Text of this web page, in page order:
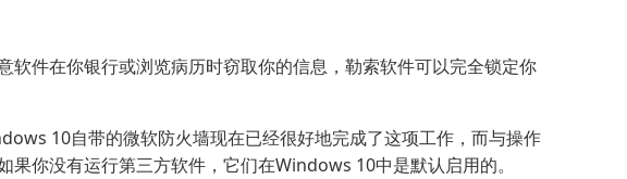
件在你银行或浏览病历时窃取你的信息，勒索软件可以完全锁定你
10自带的微软防火墙现在已经很好地完成了这项工作，而与操作
你没有运行第三方软件，它们在Windows 10中是默认启用的。